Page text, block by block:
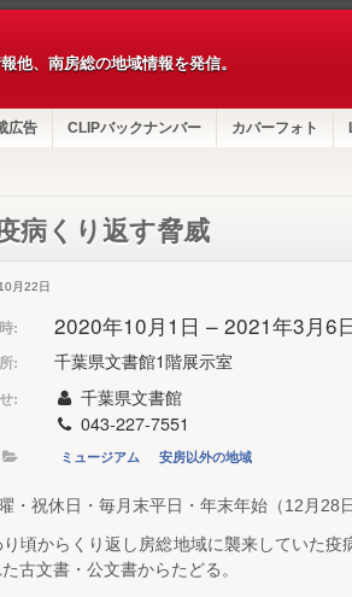
他、南房総の地域情報を発信。
広告 CLIPバックナンバー カバーフォト
病くり返す脅威
月22日
: 2020年10月1日 – 2021年3月6
: 千葉県文書館1階展示室
:
千葉県文書館
043-227-7551
ミュージアム 安房以外の地域
・祝休日・毎月末平日・年末年始（12月28
頃からくり返し房総地域に襲来していた
古文書・公文書からたどる。